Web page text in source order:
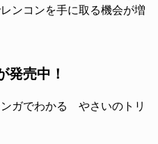
ンコンを手に取る機会が増
発売中！
ガでわかる やさいのトリ